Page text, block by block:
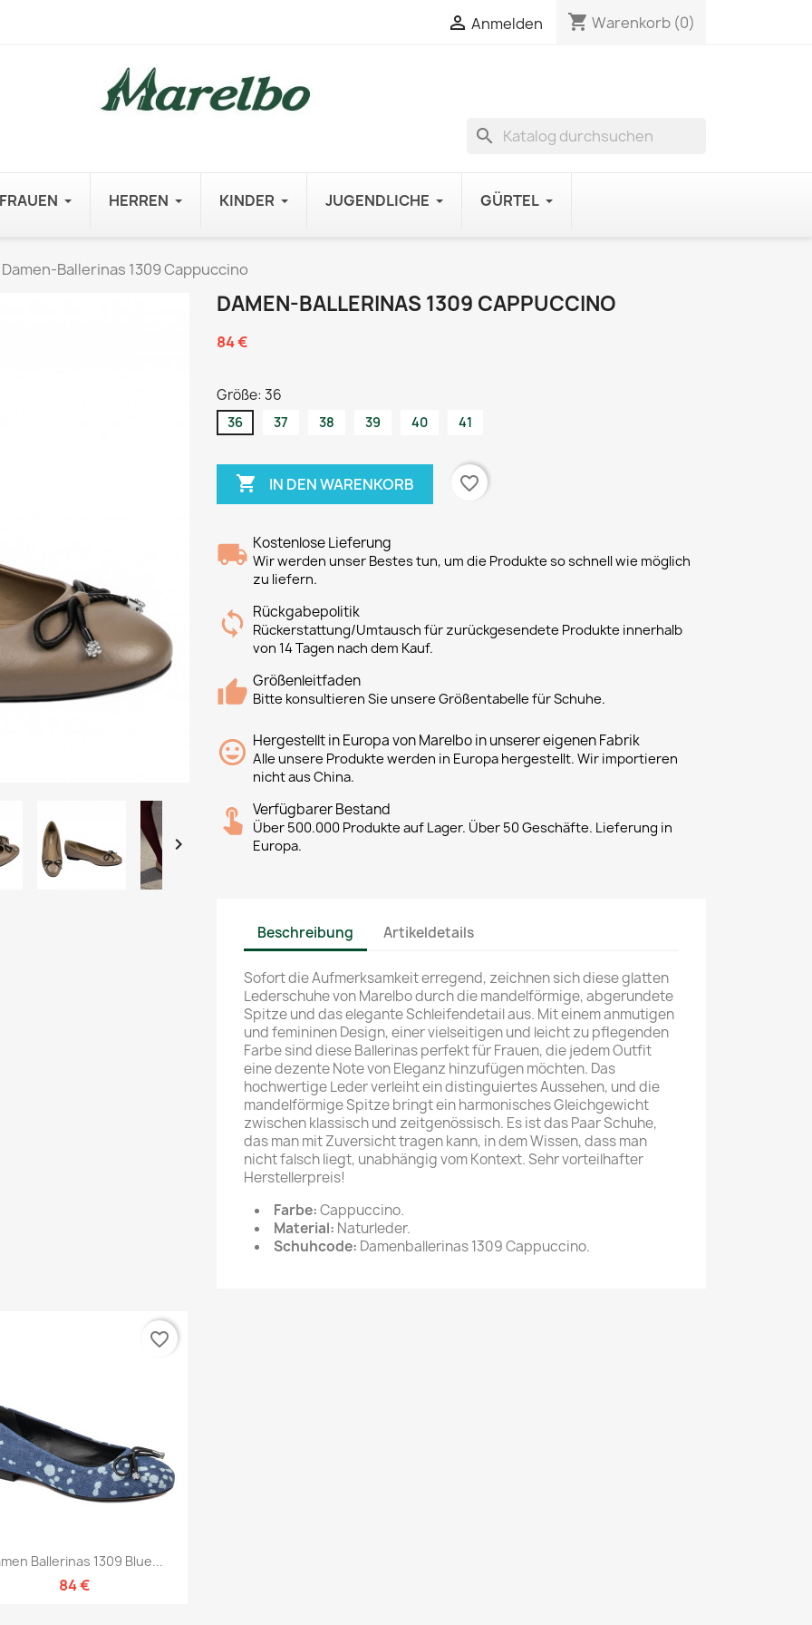
 Anmelden shopping_cart Warenkorb (0)
search
FRAUEN HERREN KINDER JUGENDLICHE GÜRTEL
Damen-Ballerinas 1309 Cappuccino

DAMEN-BALLERINAS 1309 CAPPUCCINO
84 €
Größe: 36
36 37 38 39 40 41
 IN DEN WARENKORB favorite_border
Kostenlose Lieferung
Wir werden unser Bestes tun, um die Produkte so schnell wie möglich
zu liefern.
Rückgabepolitik
Rückerstattung/Umtausch für zurückgesendete Produkte innerhalb
von 14 Tagen nach dem Kauf.
Größenleitfaden
Bitte konsultieren Sie unsere Größentabelle für Schuhe.
Hergestellt in Europa von Marelbo in unserer eigenen Fabrik
Alle unsere Produkte werden in Europa hergestellt. Wir importieren
nicht aus China.
Verfügbarer Bestand
Über 500.000 Produkte auf Lager. Über 50 Geschäfte. Lieferung in
Europa.
Beschreibung Artikeldetails
Sofort die Aufmerksamkeit erregend, zeichnen sich diese glatten
Lederschuhe von Marelbo durch die mandelförmige, abgerundete
Spitze und das elegante Schleifendetail aus. Mit einem anmutigen
und femininen Design, einer vielseitigen und leicht zu pflegenden
Farbe sind diese Ballerinas perfekt für Frauen, die jedem Outfit
eine dezente Note von Eleganz hinzufügen möchten. Das
hochwertige Leder verleiht ein distinguiertes Aussehen, und die
mandelförmige Spitze bringt ein harmonisches Gleichgewicht
zwischen klassisch und zeitgenössisch. Es ist das Paar Schuhe,
das man mit Zuversicht tragen kann, in dem Wissen, dass man
nicht falsch liegt, unabhängig vom Kontext. Sehr vorteilhafter
Herstellerpreis!
Farbe:Cappuccino.
Material: Naturleder.
Schuhcode: Damenballerinas 1309 Cappuccino.
Vorschau
Ballerinas 1309 Blue...
84 €
favorite_border